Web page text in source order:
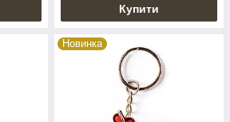
Купити
Новинка